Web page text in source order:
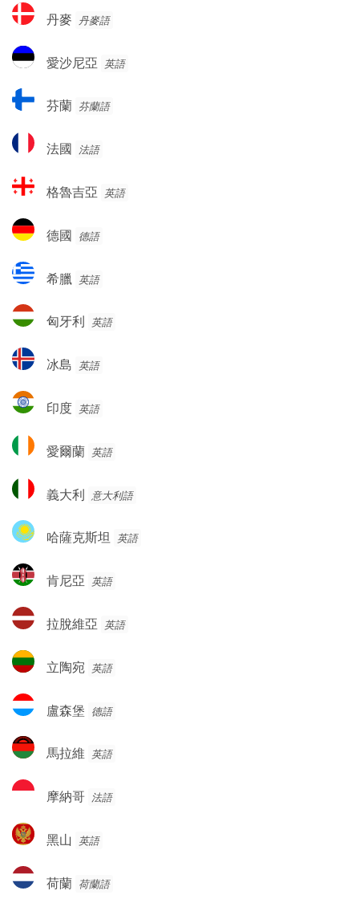
丹
麥
丹麥 丹麥語
愛
沙
亞
愛沙尼亞 英語
芬
蘭
芬蘭 芬蘭語
法
國
法國 法語
格
魯
亞
格魯吉亞 英語
德
國
德國 德語
希
臘
希臘 英語
匈
牙
匈牙利 英語
冰
島
冰島 英語
印
度
印度 英語
愛
爾
愛爾蘭 英語
義
大
義大利 意大利語
哈
薩
斯
哈薩克斯坦 英語
肯
尼
肯尼亞 英語
拉
脫
亞
拉脫維亞 英語
立
陶
立陶宛 英語
盧
森
盧森堡 德語
馬
拉
馬拉維 英語
摩
納
摩納哥 法語
黑
山
黑山 英語
荷
蘭
荷蘭 荷蘭語